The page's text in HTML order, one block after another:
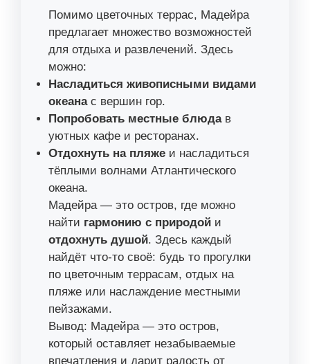
Помимо цветочных террас, Мадейра
предлагает множество возможностей
для отдыха и развлечений. Здесь
можно:
Насладиться живописными видами
океанас вершин гор.
Попробовать местные блюдав
уютных кафе и ресторанах.
Отдохнуть на пляже и насладиться
тёплыми волнами Атлантического
океана.
Мадейра — это остров, где можно
найти гармонию с природой и
отдохнуть душой. Здесь каждый
найдёт что-то своё: будь то прогулки
по цветочным террасам, отдых на
пляже или наслаждение местными
пейзажами.
Вывод: Мадейра — это остров,
который оставляет незабываемые
впечатления и дарит радость от